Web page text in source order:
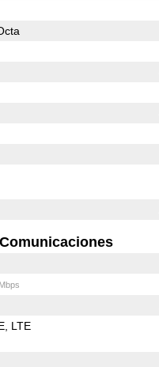
Comunicaciones
LTE